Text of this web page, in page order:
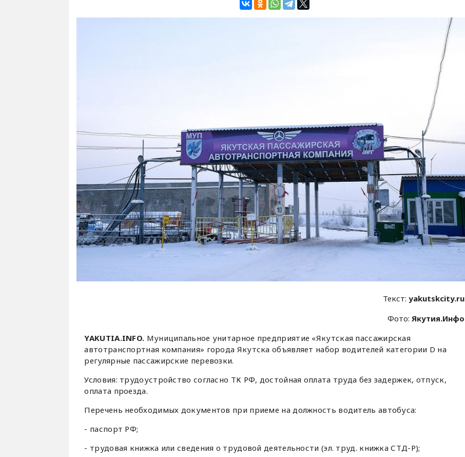
Текст:yakutskcity.ru
Фото:Якутия.Инфо
YAKUTIA.INFO. Муниципальное унитарное предприятие «Якутская пассажирская
автотранспортная компания» города Якутска объявляет набор водителей категории D на
регулярные пассажирские перевозки.
Условия: трудоустройство согласно ТК РФ, достойная оплата труда без задержек, отпуск,
оплата проезда.
Перечень необходимых документов при приеме на должность водитель автобуса:
- паспорт РФ;
- трудовая книжка или сведения о трудовой деятельности (эл. труд. книжка СТД-Р);